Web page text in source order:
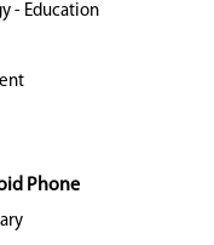
- Education
Phone